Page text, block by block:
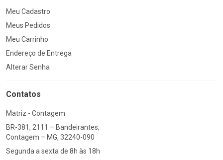
Meu Cadastro
Meus Pedidos
Meu Carrinho
Endereço de Entrega
Alterar Senha
Contatos
Matriz - Contagem
BR-381, 2111 – Bandeirantes,
Contagem – MG, 32240-090
Segunda a sexta de 8h às 18h